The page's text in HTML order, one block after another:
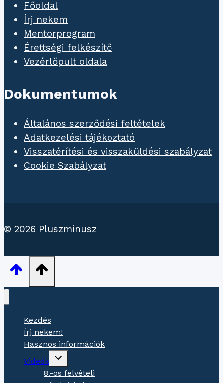
Főoldal
Írj nekem
Mentorprogram
Érettségi felkészítő
Vezérlőpult oldala
Dokumentumok
Általános szerződési feltételek
Adatkezelési tájékoztató
Visszatérítési és visszaküldési szabályzat
Cookie Szabályzat
© 2026 Pluszminusz
Kezdés
Írj nekem!
Hasznos információk
Videók
Gyermekmenü
8.-os felvételi